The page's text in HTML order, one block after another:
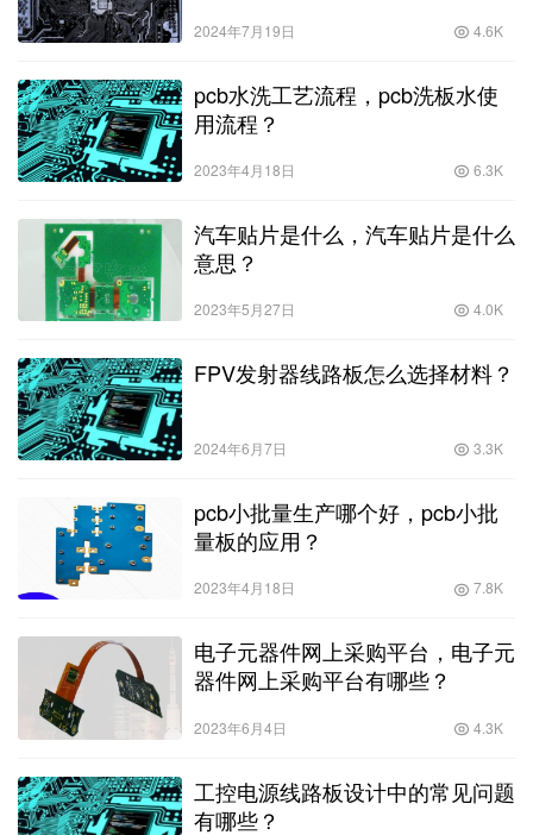
2024年7月19日 4.6K
pcb水洗工艺流程，pcb洗板水使
用流程？
2023年4月18日 6.3K
汽车贴片是什么，汽车贴片是什么
意思？
2023年5月27日 4.0K
FPV发射器线路板怎么选择材料？
2024年6月7日 3.3K
pcb小批量生产哪个好，pcb小批
量板的应用？
2023年4月18日 7.8K
电子元器件网上采购平台，电子元
器件网上采购平台有哪些？
2023年6月4日 4.3K
工控电源线路板设计中的常见问题
有哪些？